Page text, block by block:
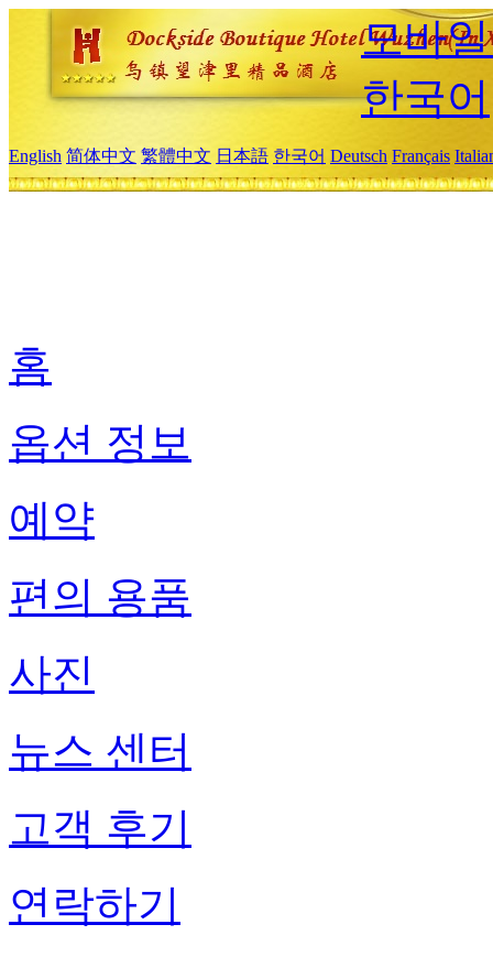
모바
한국어
English 简体中文 繁體中文 日本語 한국어 Deutsch Français
홈
옵션 정보
예약
편의 용품
사진
뉴스 센터
고객 후기
연락하기